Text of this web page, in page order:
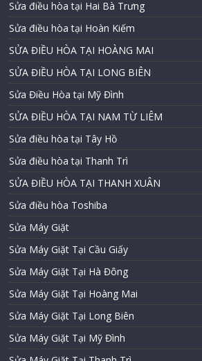
Sửa điều hòa tại Hai Bà Trưng
Sửa điều hòa tại Hoàn Kiếm
SỬA ĐIỀU HÒA TẠI HOÀNG MAI
SỬA ĐIỀU HÒA TẠI LONG BIÊN
Sửa Điều Hòa tại Mỹ Đình
SỬA ĐIỀU HÒA TẠI NAM TỪ LIÊM
Sửa điều hòa tại Tây Hồ
Sửa điều hòa tại Thanh Trì
SỬA ĐIỀU HÒA TẠI THANH XUÂN
Sửa điều hòa Toshiba
Sửa Máy Giặt
Sửa Máy Giặt Tại Cầu Giấy
Sửa Máy Giặt Tại Hà Đông
Sửa Máy Giặt Tại Hoàng Mai
Sửa Máy Giặt Tại Long Biên
Sửa Máy Giặt Tại Mỹ Đình